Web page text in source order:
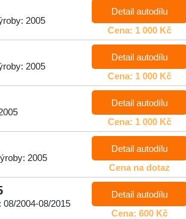
2005
Detail autodílu
Cena: 1 000 Kč
2005
Detail autodílu
Cena: 1 000 Kč
Detail autodílu
Cena: 1 000 Kč
2005
Detail autodílu
Cena na dotaz
2004-08/2015
Detail autodílu
Cena: 600 Kč